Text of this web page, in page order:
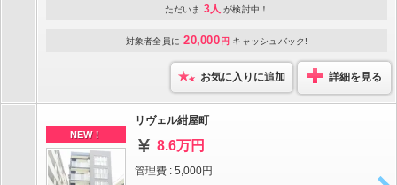
ただいま 3人 が検討中！
対象者全員に 20,000 円 キャッシュバック!
お気に入りに追加 詳細を見る
NEW！
リヴェル紺屋町
8.6万円
管理費 : 5,000円